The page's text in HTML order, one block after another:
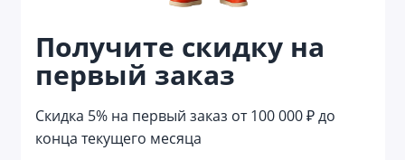
Получите скидку на
первый заказ
Скидка 5% на первый заказ от 100 000 ₽ до
конца текущего месяца
Календари
Канцелярские наборы